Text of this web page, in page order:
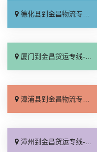
德化县到金昌物流专线_全程无虑「直通专线」
厦门到金昌货运专线-厦门到金昌物流公司_门到门接送「直达到站」
漳浦县到金昌物流专线_要几天到「收费标准」
漳州到金昌货运专线-漳州到金昌物流公司_门到门配送「托运放心」